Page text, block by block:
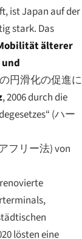
ist Japan auf der
stark. Das
älterer
円滑化の促進に
, 2006 durch die
(ハー
フリー法) von
lösten eine